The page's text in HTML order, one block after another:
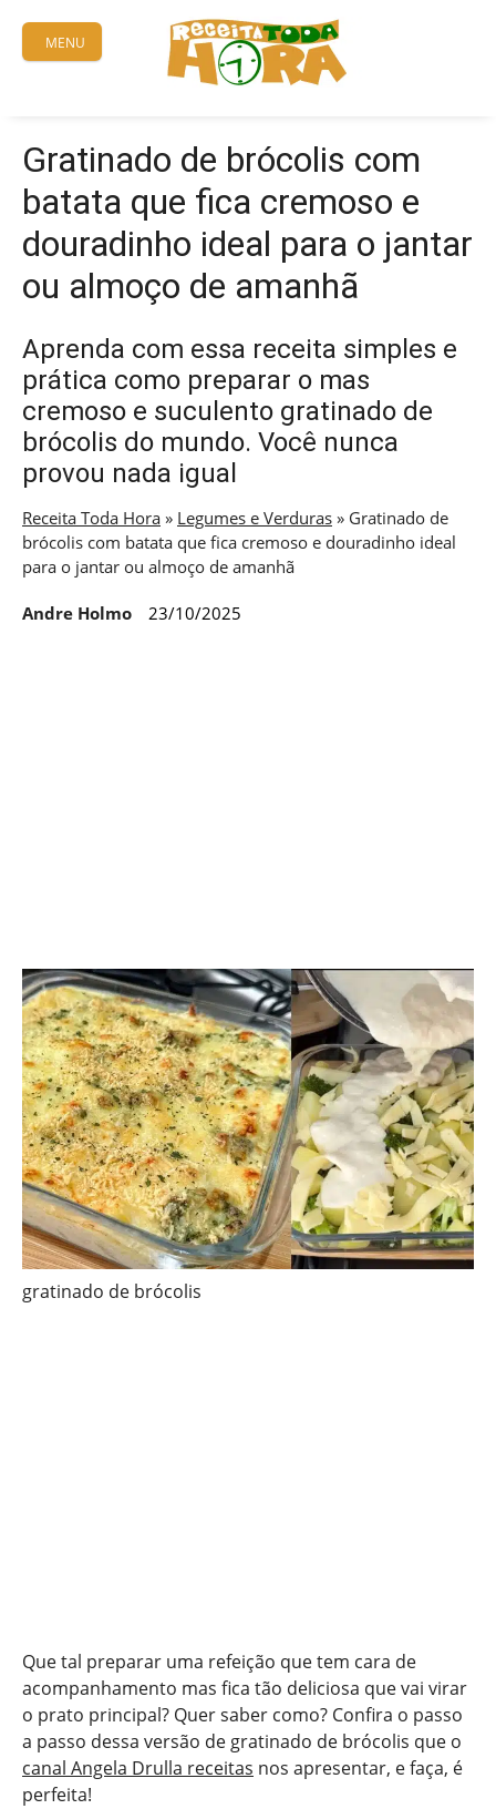
content
MENU
Gratinado de brócolis com
batata que fica cremoso e
douradinho ideal para o jantar
ou almoço de amanhã
Aprenda com essa receita simples e
prática como preparar o mas
cremoso e suculento gratinado de
brócolis do mundo. Você nunca
provou nada igual
Receita Toda Hora » Legumes e Verduras » Gratinado de
brócolis com batata que fica cremoso e douradinho ideal
para o jantar ou almoço de amanhã
Andre Holmo 23/10/2025
gratinado de brócolis
Que tal preparar uma refeição que tem cara de
acompanhamento mas fica tão deliciosa que vai virar
o prato principal? Quer saber como? Confira o passo
a passo dessa versão de gratinado de brócolis que o
canal Angela Drulla receitas nos apresentar, e faça, é
perfeita!